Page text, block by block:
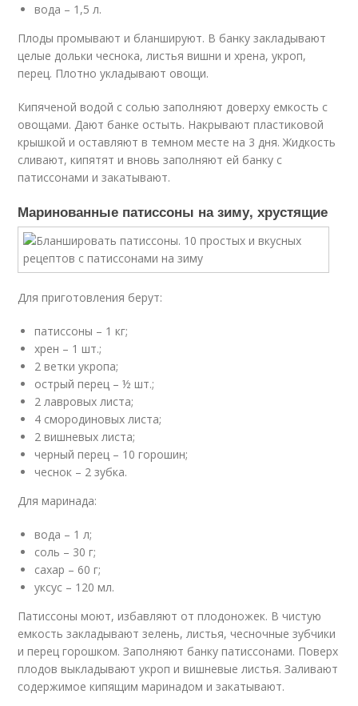
вода – 1,5 л.
Плоды промывают и бланшируют. В банку закладывают
целые дольки чеснока, листья вишни и хрена, укроп,
перец. Плотно укладывают овощи.
Кипяченой водой с солью заполняют доверху емкость с
овощами. Дают банке остыть. Накрывают пластиковой
крышкой и оставляют в темном месте на 3 дня. Жидкость
сливают, кипятят и вновь заполняют ей банку с
патиссонами и закатывают.
Маринованные патиссоны на зиму, хрустящие
Для приготовления берут:
патиссоны – 1 кг;
хрен – 1 шт.;
2 ветки укропа;
острый перец – ½ шт.;
2 лавровых листа;
4 смородиновых листа;
2 вишневых листа;
черный перец – 10 горошин;
чеснок – 2 зубка.
Для маринада:
вода – 1 л;
соль – 30 г;
сахар – 60 г;
уксус – 120 мл.
Патиссоны моют, избавляют от плодоножек. В чистую
емкость закладывают зелень, листья, чесночные зубчики
и перец горошком. Заполняют банку патиссонами. Поверх
плодов выкладывают укроп и вишневые листья. Заливают
содержимое кипящим маринадом и закатывают.